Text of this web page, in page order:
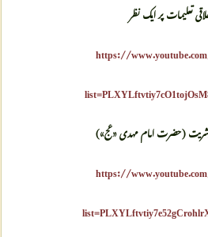
تعلیمات پر ایک نظر
https://
(حضرت امام مهدی «عج»)
https://